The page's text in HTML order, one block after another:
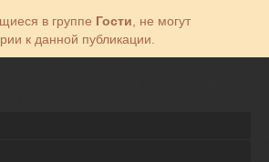
в группе Гости, не могут
к данной публикации.